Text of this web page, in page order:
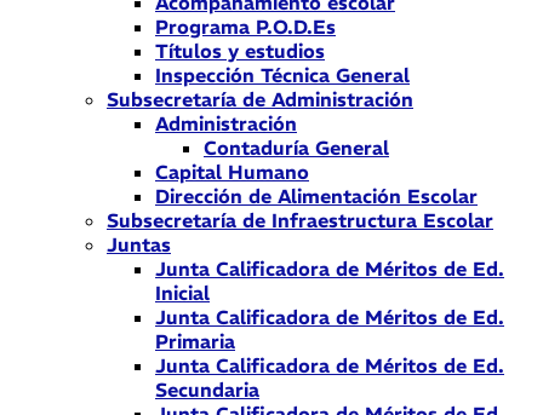
Programa P.O.D.Es
Títulos y estudios
Inspección Técnica General
Subsecretaría de Administración
Administración
Contaduría General
Capital Humano
Dirección de Alimentación Escolar
Subsecretaría de Infraestructura Escolar
Juntas
Junta Calificadora de Méritos de Ed.
Inicial
Junta Calificadora de Méritos de Ed.
Primaria
Junta Calificadora de Méritos de Ed.
Secundaria